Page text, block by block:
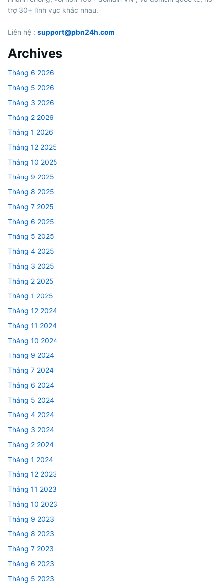
trợ 30+ lĩnh vực khác nhau.
Liên hệ : support@pbn24h.com
Archives
Tháng 6 2026
Tháng 5 2026
Tháng 3 2026
Tháng 2 2026
Tháng 1 2026
Tháng 12 2025
Tháng 10 2025
Tháng 9 2025
Tháng 8 2025
Tháng 7 2025
Tháng 6 2025
Tháng 5 2025
Tháng 4 2025
Tháng 3 2025
Tháng 2 2025
Tháng 1 2025
Tháng 12 2024
Tháng 11 2024
Tháng 10 2024
Tháng 9 2024
Tháng 7 2024
Tháng 6 2024
Tháng 5 2024
Tháng 4 2024
Tháng 3 2024
Tháng 2 2024
Tháng 1 2024
Tháng 12 2023
Tháng 11 2023
Tháng 10 2023
Tháng 9 2023
Tháng 8 2023
Tháng 7 2023
Tháng 6 2023
Tháng 5 2023